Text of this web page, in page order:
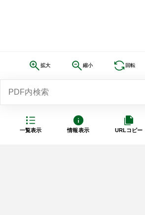
一覧表示 情報表示 URLコピー
拡大 縮小 回転